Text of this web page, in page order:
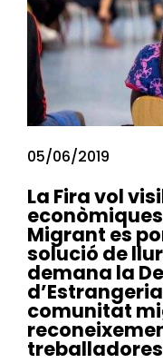
05/06/2019
La Fira vol
Migrant es
solució de
demana la
comunitat
treballadores